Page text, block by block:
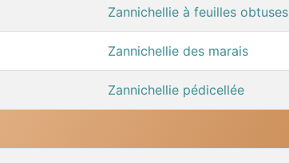
Zannichellie à feuilles obtuses
Zannichellie des marais
Zannichellie pédicellée